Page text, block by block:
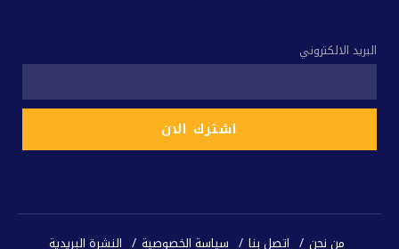
البريد الالكتروني
من نحن اتصل بنا سياسة الخصوصية النشرة البريدية